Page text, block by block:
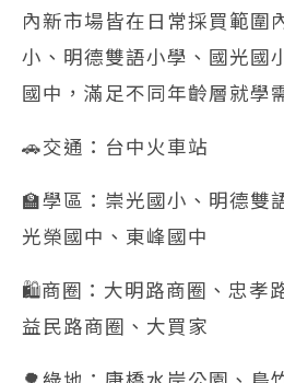
內新市場皆在日常採買範圍
小、明德雙語小學、國光國
國中，滿足不同年齡層就學
🚗交通：台中火車站
🏫學區：崇光國小、明德雙
光榮國中、東峰國中
🛍️商圈：大明路商圈、忠孝
益民路商圈、大買家